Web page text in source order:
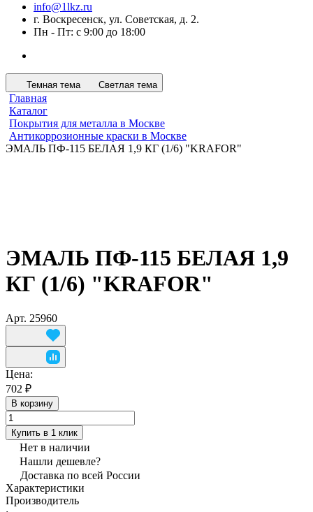
info@1lkz.ru
г. Воскресенск, ул. Советская, д. 2.
Пн - Пт: с 9:00 до 18:00
Темная тема Светлая тема
Главная
Каталог
Покрытия для металла в Москве
Антикоррозионные краски в Москве
ЭМАЛЬ ПФ-115 БЕЛАЯ 1,9 КГ (1/6) "KRAFOR"
ЭМАЛЬ ПФ-115 БЕЛАЯ 1,9
КГ (1/6) "KRAFOR"
Арт. 25960
Цена:
702 ₽
В корзину
Купить в 1 клик
Нет в наличии
Нашли дешевле?
Доставка по всей России
Характеристики
Производитель